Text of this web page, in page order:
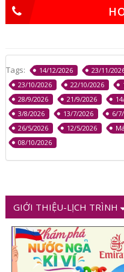
Tags: 14/12/2026 23/11/
23/10/2026
22/10/2026
28/9/2026
21/9/2026
3/8/2026
13/7/2026 6/
26/5/2026
12/5/2026
08/10/2026
GIỚI THIỆU-LỊCH TRÌNH